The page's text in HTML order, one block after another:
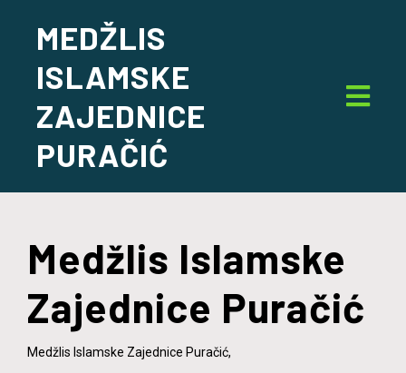
MEDŽLIS
ISLAMSKE
ZAJEDNICE
PURAČIĆ
Medžlis Islamske
Zajednice Puračić
Medžlis Islamske Zajednice Puračić,